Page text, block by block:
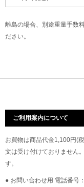
離島の場合、別途重量手数
ださい。
ご利用案内について
お買物は商品代金1,100円(
文は受け付けておりません
す。
● お問い合わせ用 電話番号